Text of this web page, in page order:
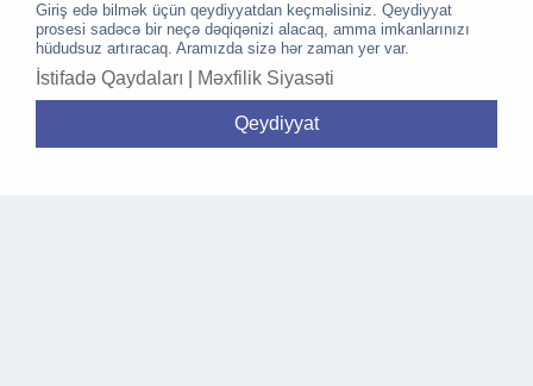
Giriş edə bilmək üçün qeydiyyatdan keçməlisiniz. Qeydiyyat
prosesi sadəcə bir neçə dəqiqənizi alacaq, amma imkanlarınızı
hüdudsuz artıracaq. Aramızda sizə hər zaman yer var.
İstifadə Qaydaları Məxfilik Siyasəti
Qeydiyyat